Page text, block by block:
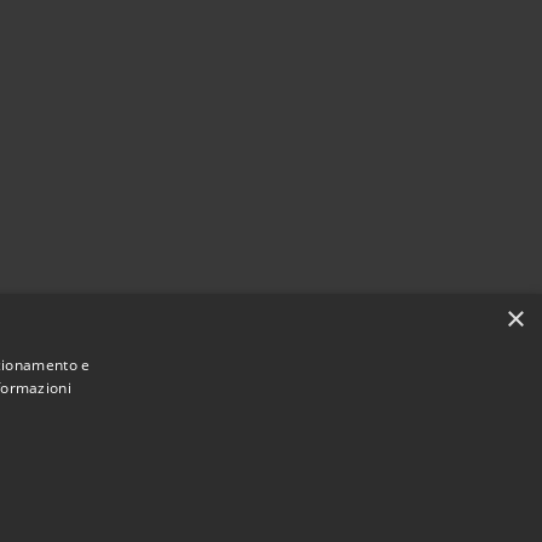
• Powered by
×
e